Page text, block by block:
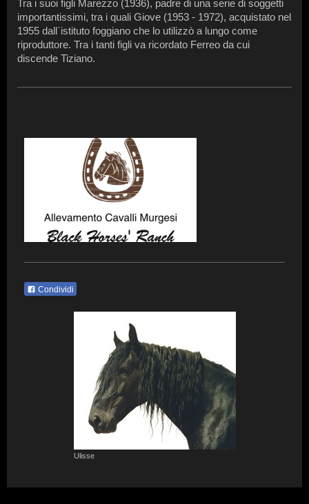
Tra i suoi figli Marezzo (1936), padre di una serie di soggetti
importantissimi, tra i quali Giove (1953 - 1972), acquistato nel
1955 dall`istituto foggiano che lo utilizzò a lungo come
riproduttore. Tra i tanti figli va ricordato Ferreo da cui
discende Tiziano.
Condividi
Ulisse